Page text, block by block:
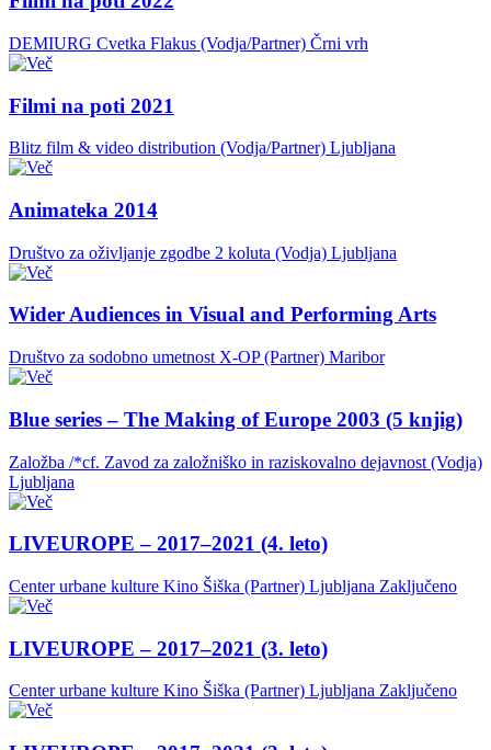
DEMIURG Cvetka Flakus (Vodja/Partner) Črni vrh
Filmi na poti 2021
Blitz film & video distribution (Vodja/Partner) Ljubljana
Animateka 2014
Društvo za oživljanje zgodbe 2 koluta (Vodja) Ljubljana
Wider Audiences in Visual and Performing Arts
Društvo za sodobno umetnost X-OP (Partner) Maribor
Blue series – The Making of Europe 2003 (5 knjig)
Založba /*cf. Zavod za založniško in raziskovalno dejavnost (Vodja)
Ljubljana
LIVEUROPE – 2017–2021 (4. leto)
Center urbane kulture Kino Šiška (Partner) Ljubljana Zaključeno
LIVEUROPE – 2017–2021 (3. leto)
Center urbane kulture Kino Šiška (Partner) Ljubljana Zaključeno